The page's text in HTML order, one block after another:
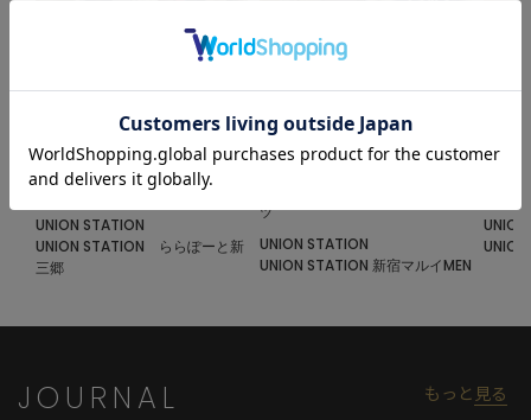
工、サイズが若干異なる場合がございます。
2024.10.18
UNION STATION
UNION STATION ららぽーと新
三郷
2024.10.12
ツ
UNION STATION
UNION STATION 新宿マルイMEN
JOURNAL もっと 見る